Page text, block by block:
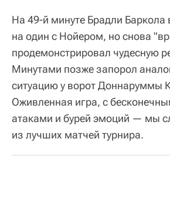
На 49-й минуте Брадли Баркола
на один с Нойером, но снова
продемонстрировал чудесную
Минутами позже запорол
ситуацию у ворот Доннаруммы
Оживленная игра, с
атаками и бурей эмоций — мы
из лучших матчей турнира.